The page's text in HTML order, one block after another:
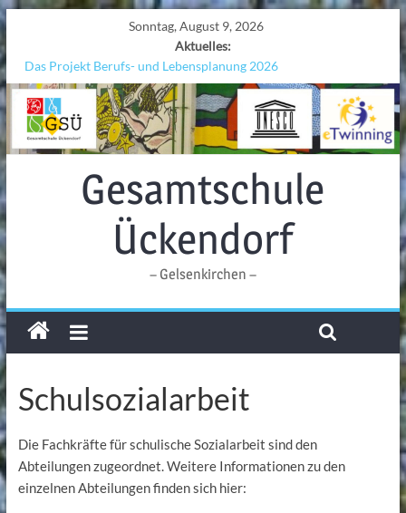
Sonntag, August 9, 2026
Aktuelles:
Das Projekt Berufs- und Lebensplanung 2026
UNESCO Stadtradeln „Grenzen überwinden“
KCC-Workshop
Sicherheit auf den Wellen: Lehrkräfte bilden sich in Alicante fort
Ferien!!!
Gesamtschule
Ückendorf
– Gelsenkirchen –
Schulsozialarbeit
Die Fachkräfte für schulische Sozialarbeit sind den
Abteilungen zugeordnet. Weitere Informationen zu den
einzelnen Abteilungen finden sich hier: